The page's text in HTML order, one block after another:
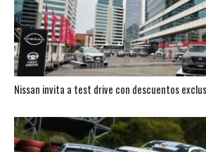
Nissan invita a test drive con descuentos